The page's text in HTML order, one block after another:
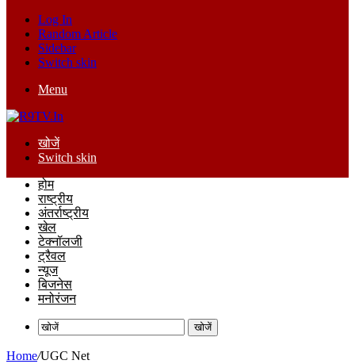
Log In
Random Article
Sidebar
Switch skin
Menu
खोजें
Switch skin
होम
राष्ट्रीय
अंतर्राष्ट्रीय
खेल
टेक्नॉलजी
ट्रैवल
न्यूज
बिजनेस
मनोरंजन
खोजें
Home/UGC Net